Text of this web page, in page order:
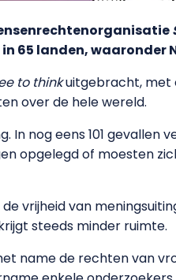
65 landen, waaronder
to thinkuitgebracht, met
over de hele wereld.
In nog eens 101 gevallen
opgelegd of moesten
vrijheid van
steeds minder ruimte.
name de rechten van